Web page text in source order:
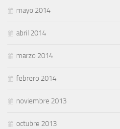
mayo 2014
abril 2014
marzo 2014
febrero 2014
noviembre 2013
octubre 2013